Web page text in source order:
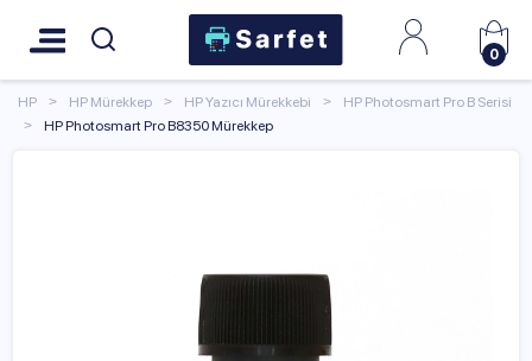
0
HP HP Mürekkep HP Yazıcı Mürekkebi
HP Photosmart Pro B Serisi
HP Photosmart Pro B8350 Mürekkep